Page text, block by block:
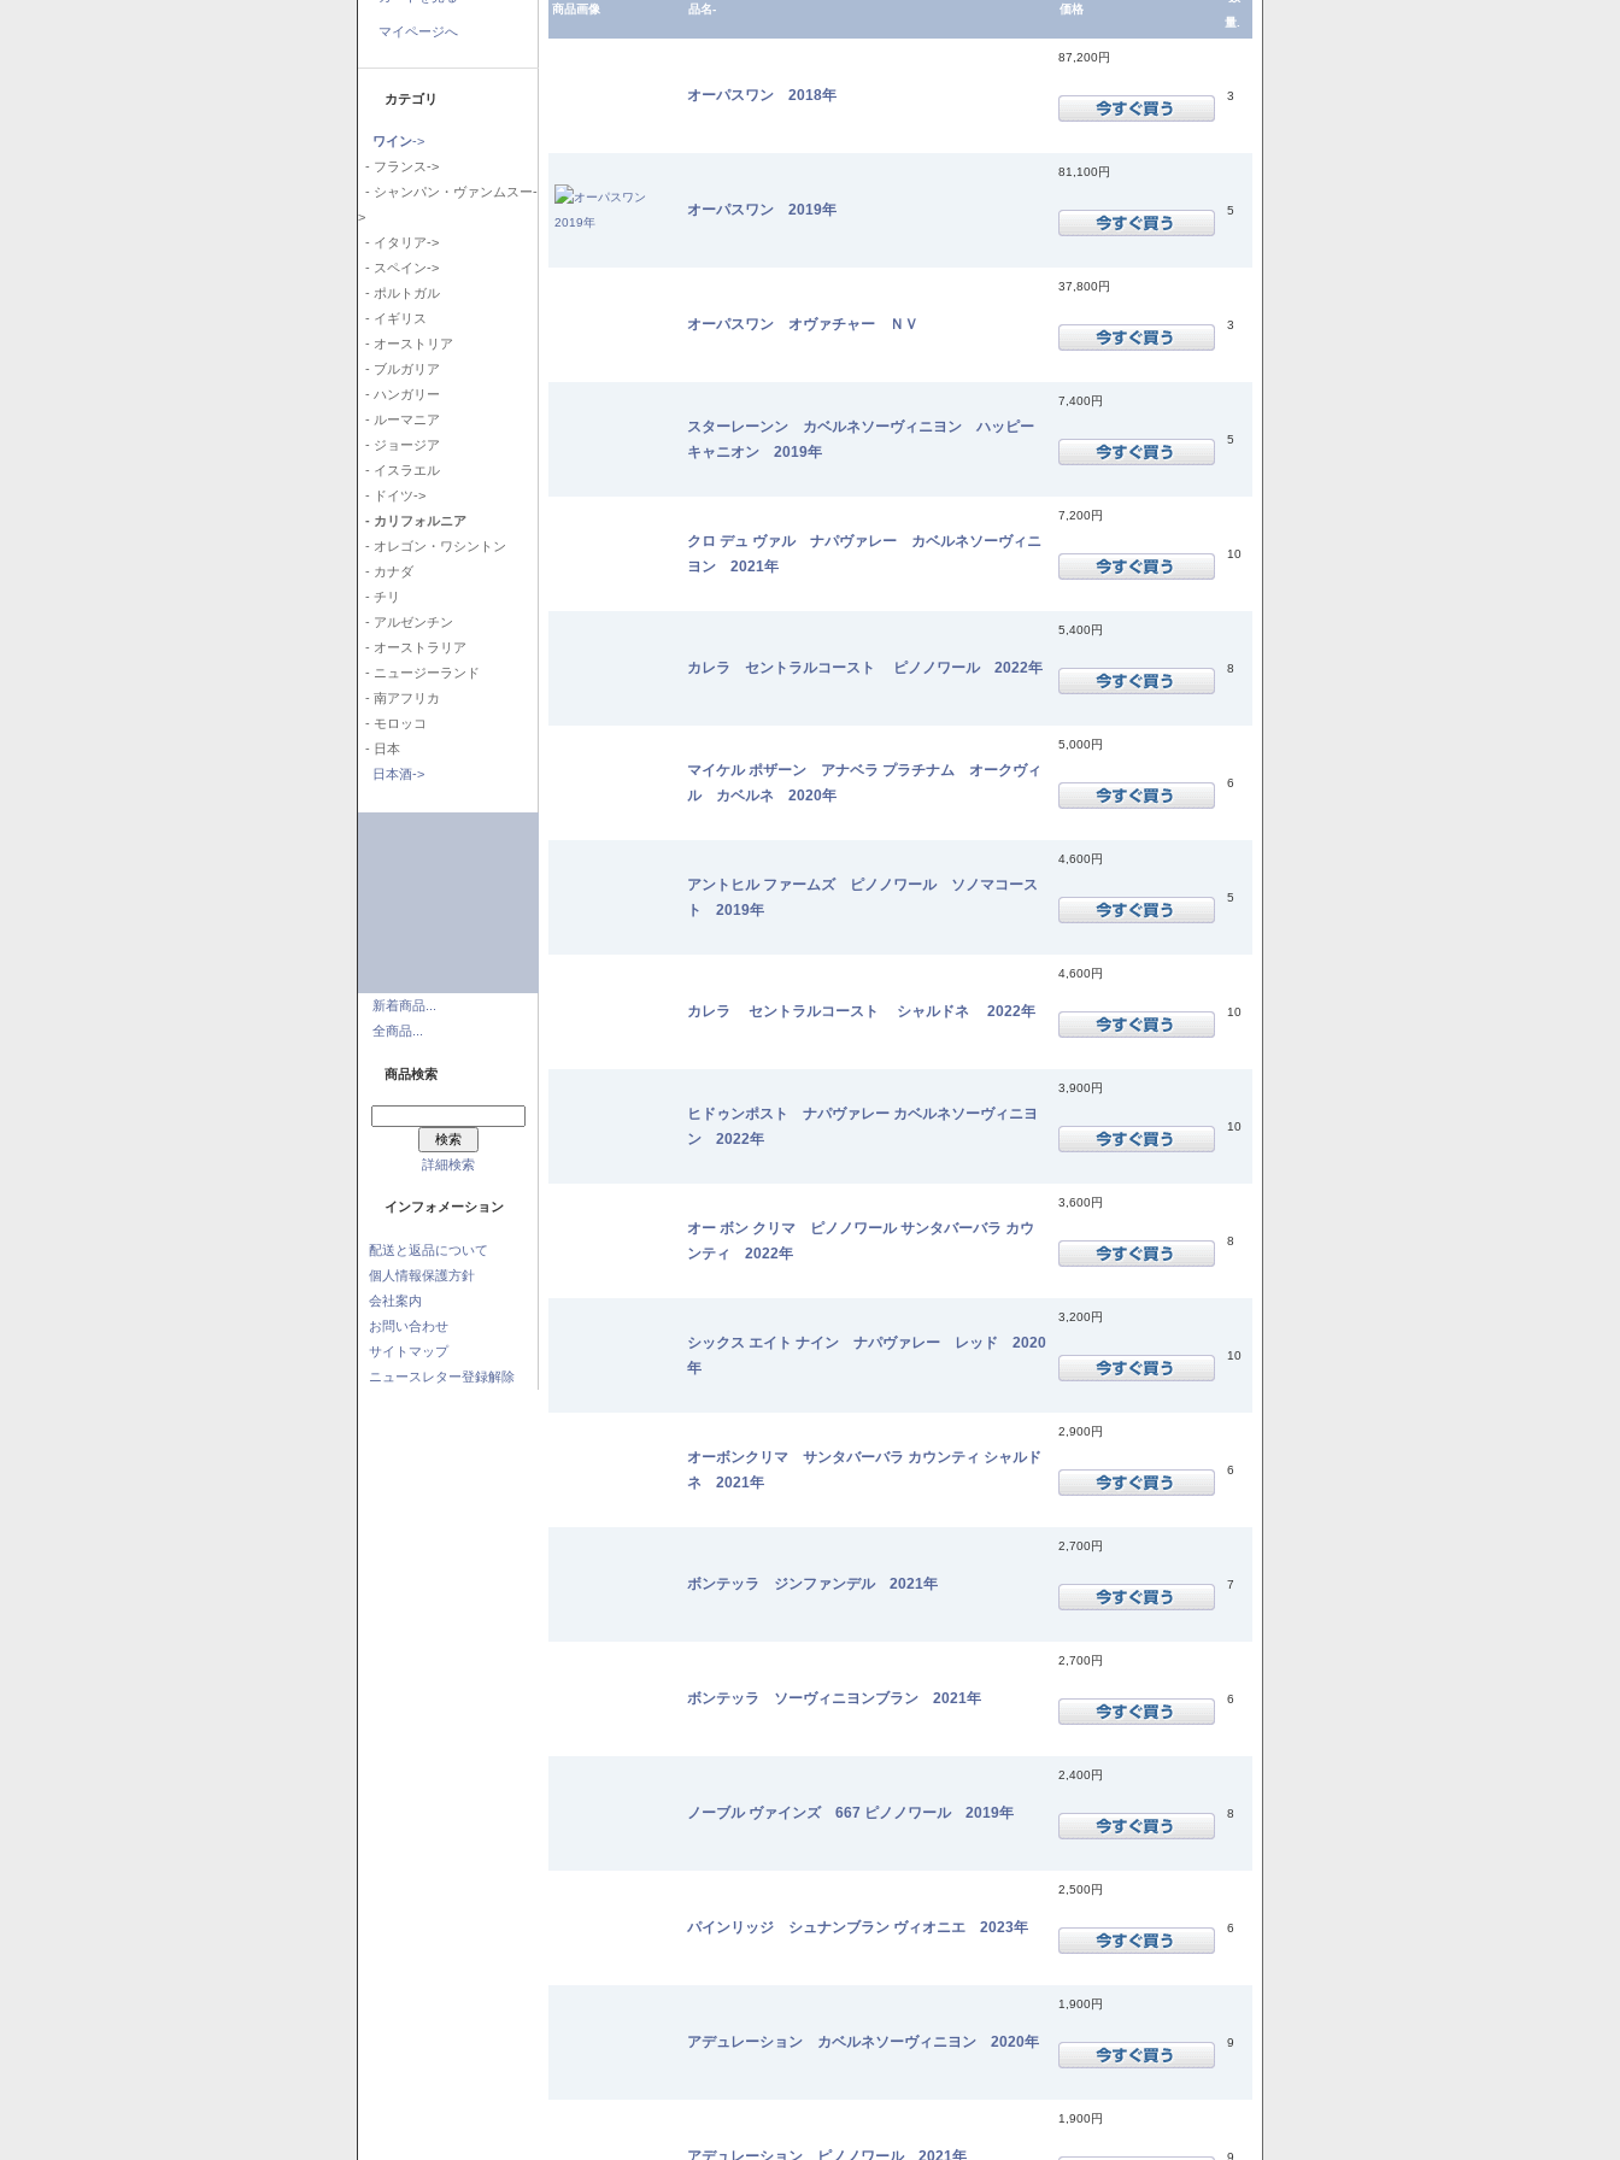
マイページへ
カテゴリ
ワイン->
- フランス->
- シャンパン・ヴァンムスー-
>
- イタリア->
- スペイン->
- ポルトガル
- イギリス
- オーストリア
- ブルガリア
- ハンガリー
- ルーマニア
- ジョージア
- イスラエル
- ドイツ->
- カリフォルニア
- オレゴン・ワシントン
- カナダ
- チリ
- アルゼンチン
- オーストラリア
- ニュージーランド
- 南アフリカ
- モロッコ
- 日本
日本酒->
新着商品...
全商品...
商品検索
詳細検索
インフォメーション
配送と返品について
個人情報保護方針
会社案内
お問い合わせ
サイトマップ
ニュースレター登録解除
商品画像 品名- 価格
量.
オーパスワン 2018年
87,200円
3
オーパスワン 2019年
81,100円
5
オーパスワン オヴァチャー ＮＶ
37,800円
3
スターレーンン カベルネソーヴィニヨン ハッピー
キャニオン 2019年
7,400円
5
クロ デュ ヴァル ナパヴァレー カベルネソーヴィニ
ヨン 2021年
7,200円
10
カレラ セントラルコースト ピノノワール 2022年
5,400円
8
マイケル ポザーン アナベラ プラチナム オークヴィ
ル カベルネ 2020年
5,000円
6
アントヒル ファームズ ピノノワール ソノマコース
ト 2019年
4,600円
5
カレラ セントラルコースト シャルドネ 2022年
4,600円
10
ヒドゥンポスト ナパヴァレー カベルネソーヴィニヨ
ン 2022年
3,900円
10
オー ボン クリマ ピノノワール サンタバーバラ カウ
ンティ 2022年
3,600円
8
シックス エイト ナイン ナパヴァレー レッド 2020
年
3,200円
10
オーボンクリマ サンタバーバラ カウンティ シャルド
ネ 2021年
2,900円
6
ボンテッラ ジンファンデル 2021年
2,700円
7
ボンテッラ ソーヴィニヨンブラン 2021年
2,700円
6
ノーブル ヴァインズ 667 ピノノワール 2019年
2,400円
8
パインリッジ シュナンブラン ヴィオニエ 2023年
2,500円
6
アデュレーション カベルネソーヴィニヨン 2020年
1,900円
9
アデュレーション ピノノワール 2021年
1,900円
9